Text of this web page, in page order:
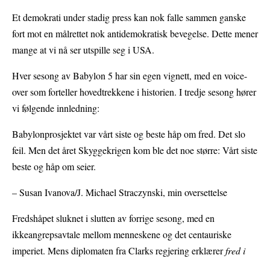
Et demokrati under stadig press kan nok falle sammen ganske
fort mot en målrettet nok antidemokratisk bevegelse. Dette mener
mange at vi nå ser utspille seg i USA.
Hver sesong av Babylon 5 har sin egen vignett, med en voice-
over som forteller hovedtrekkene i historien. I tredje sesong hører
vi følgende innledning:
Babylonprosjektet var vårt siste og beste håp om fred. Det slo
feil. Men det året Skyggekrigen kom ble det noe større: Vårt siste
beste og håp om seier.
– Susan Ivanova/J. Michael Straczynski, min oversettelse
Fredshåpet sluknet i slutten av forrige sesong, med en
ikkeangrepsavtale mellom menneskene og det centauriske
imperiet. Mens diplomaten fra Clarks regjering erklærerfred i